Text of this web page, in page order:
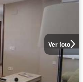
Ver foto